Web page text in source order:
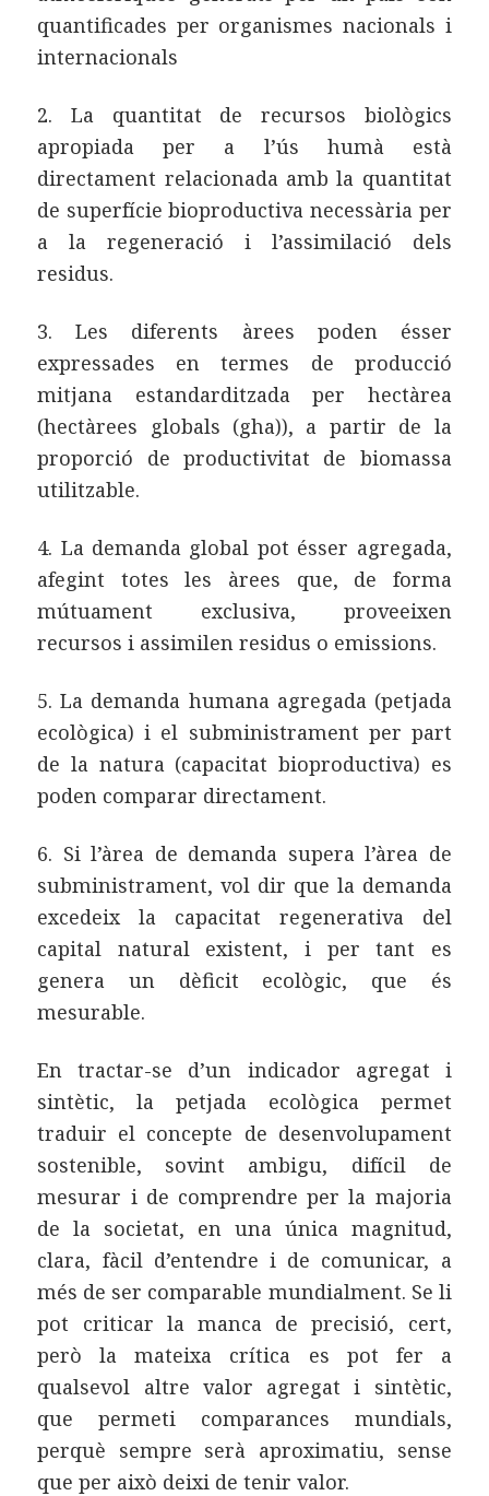
quantificades per organismes nacionals i
internacionals
2. La quantitat de recursos biològics
apropiada per a l’ús humà està
directament relacionada amb la quantitat
de superfície bioproductiva necessària per
a la regeneració i l’assimilació dels
residus.
3. Les diferents àrees poden ésser
expressades en termes de producció
mitjana estandarditzada per hectàrea
(hectàrees globals (gha)), a partir de la
proporció de productivitat de biomassa
utilitzable.
4. La demanda global pot ésser agregada,
afegint totes les àrees que, de forma
mútuament exclusiva, proveeixen
recursos i assimilen residus o emissions.
5. La demanda humana agregada (petjada
ecològica) i el subministrament per part
de la natura (capacitat bioproductiva) es
poden comparar directament.
6. Si l’àrea de demanda supera l’àrea de
subministrament, vol dir que la demanda
excedeix la capacitat regenerativa del
capital natural existent, i per tant es
genera un dèficit ecològic, que és
mesurable.
En tractar-se d’un indicador agregat i
sintètic, la petjada ecològica permet
traduir el concepte de desenvolupament
sostenible, sovint ambigu, difícil de
mesurar i de comprendre per la majoria
de la societat, en una única magnitud,
clara, fàcil d’entendre i de comunicar, a
més de ser comparable mundialment. Se li
pot criticar la manca de precisió, cert,
però la mateixa crítica es pot fer a
qualsevol altre valor agregat i sintètic,
que permeti comparances mundials,
perquè sempre serà aproximatiu, sense
que per això deixi de tenir valor.